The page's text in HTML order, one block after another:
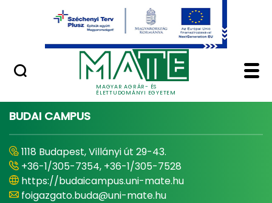
Ugrás a fő tartalomhoz
MAGYAR AGRÁR- ÉS
ÉLETTUDOMÁNYI EGYETEM
Minőségügy
Home - Magyar
BUDAI CAMPUS
1118 Budapest, Villányi út 29-43.
+36-1/305-7354, +36-1/305-7528
https://budaicampus.uni-mate.hu
foigazgato.buda@uni-mate.hu